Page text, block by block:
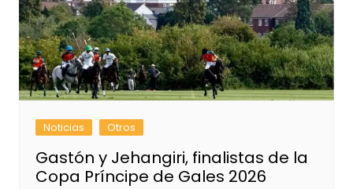
Noticias Otros
Gastón y Jehangiri, finalistas de la
Copa Príncipe de Gales 2026